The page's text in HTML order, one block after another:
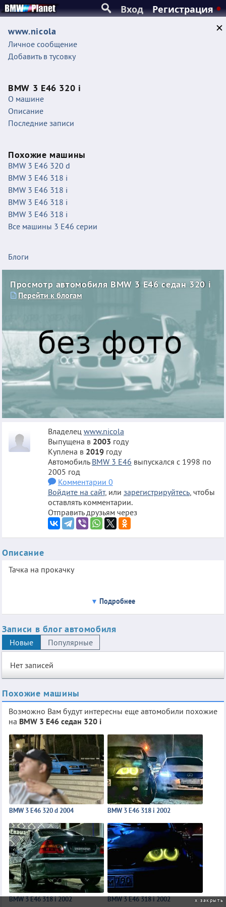
Вход Регистрация
www.nicola
Личное сообщение
Добавить в тусовку
BMW 3 E46 320 i
О машине
Описание
Последние записи
Похожие машины
BMW 3 E46 320 d
BMW 3 E46 318 i
BMW 3 E46 318 i
BMW 3 E46 318 i
BMW 3 E46 318 i
Все машины 3 E46 серии
Блоги
Просмотр автомобиля BMW 3 E46 седан 320 i
Перейти к блогам
Владелец www.nicola
Выпущена в 2003 году
Куплена в 2019году
Автомобиль BMW 3 E46 выпускался с 1998 по
2005 год
Комментарии 0
Войдите на сайт, или зарегистрируйтесь, чтобы
оставлять комментарии.
Отправить друзьям через
Описание
Тачка на прокачку
Подробнее
Записи в блог автомобиля
Новые Популярные
Нет записей
Похожие машины
Возможно Вам будут интересны еще автомобили похожие
на BMW 3 E46 седан 320 i
BMW 3 E46 320 d 2004 BMW 3 E46 318 i 2002
BMW 3 E46 318 i 2002 BMW 3 E46 318 i 2002 закрыть